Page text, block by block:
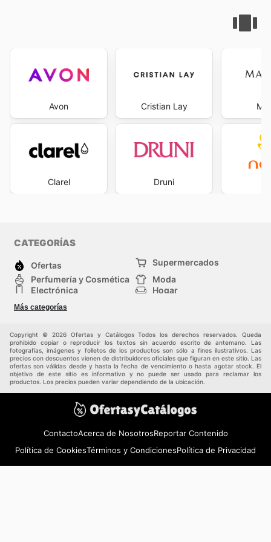
Avon
Clarel
Cristian Lay
Druni
CATEGORÍAS
Ofertas
Supermercados
Perfumería y Cosmética
Moda
Electrónica
Hogar
Deporte
Juguetes y bebés
Más categorías
Copyright © 2026 Ofertas y Catálogos Todos los derechos reservados. Queda
prohibido copiar o reproducir los textos sin acuerdo escrito de antemano. Las
fotografías, imágenes y folletos de los productos son sólo a fines ilustrativos. Las
precios con descuentos vienen de distribuidores oficiales que figuran en este sitio. Las
ofertas son válidas desde y hasta la fecha de vencimiento o hasta agotar stock. El
objetivo de este sitio es informativo y no puede ser usado para reclamar los
productos. Los precios pueden variar dependiendo de la ubicación.
ContactoAcerca de NosotrosReportar Contenido
Política de CookiesTérminos y CondicionesPolítica de Privacidad